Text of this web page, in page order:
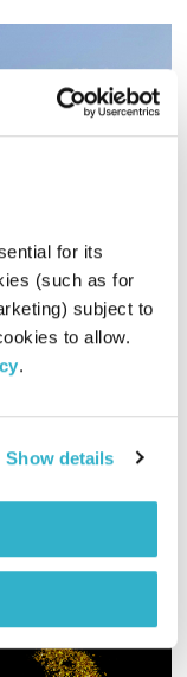
for its
(such as for
subject to
to allow.
.
Show details
שירים, שורות ושקט – 28.3.26
שירים, שורות ושקט
אודיו